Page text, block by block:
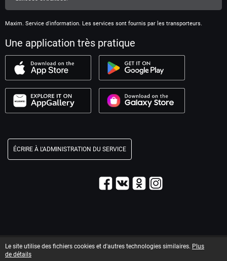
Maxim. Service d'information. Les services sont fournis par les transporteurs.
Une application très pratique
ÉCRIRE À L'ADMINISTRATION DU SERVICE
© 2003–2026 Service « Maxim ».
Informations légales
Le site utilise des fichiers cookies et d'autres technologies similaires. Plus
de détails